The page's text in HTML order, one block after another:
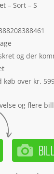
– Sort – S
og der
køb over kr.
og flere